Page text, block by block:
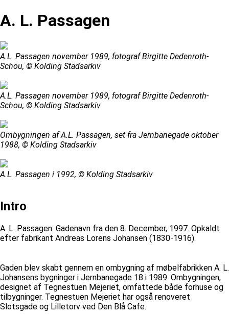
A. L. Passagen
A.L. Passagen november 1989, fotograf Birgitte Dedenroth-
Schou, © Kolding Stadsarkiv
A.L. Passagen november 1989, fotograf Birgitte Dedenroth-
Schou, © Kolding Stadsarkiv
Ombygningen af A.L. Passagen, set fra Jernbanegade oktober
1988, © Kolding Stadsarkiv
A.L. Passagen i 1992, © Kolding Stadsarkiv
Intro
A. L. Passagen: Gadenavn fra den 8. December, 1997. Opkaldt
efter fabrikant Andreas Lorens Johansen (1830-1916).
Gaden blev skabt gennem en ombygning af møbelfabrikken A. L.
Johansens bygninger i Jernbanegade 18 i 1989. Ombygningen,
designet af Tegnestuen Mejeriet, omfattede både forhuse og
tilbygninger. Tegnestuen Mejeriet har også renoveret
Slotsgade og Lilletorv ved Den Blå Cafe.